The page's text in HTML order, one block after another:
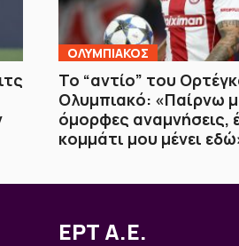
ΟΛΥΜΠΙΑΚΟΣ
Το “αντίο” του
Ολυμπιακό: «Παίρνω
όμορφες αναμνήσεις,
κομμάτι μου μένει
ΕΡΤ Α.Ε.